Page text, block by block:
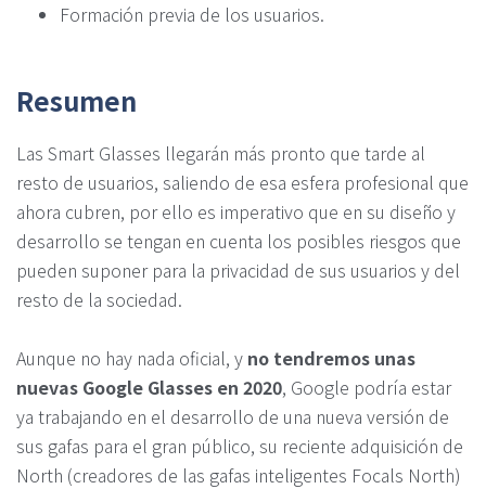
Formación previa de los usuarios.
Resumen
Las Smart Glasses llegarán más pronto que tarde al
resto de usuarios, saliendo de esa esfera profesional que
ahora cubren, por ello es imperativo que en su diseño y
desarrollo se tengan en cuenta los posibles riesgos que
pueden suponer para la privacidad de sus usuarios y del
resto de la sociedad.
Aunque no hay nada oficial, y no tendremos unas
nuevas Google Glasses en 2020, Google podría estar
ya trabajando en el desarrollo de una nueva versión de
sus gafas para el gran público, su reciente adquisición de
North (creadores de las gafas inteligentes Focals North)